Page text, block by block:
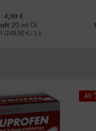
4,99 €
20 ml Öl
(249,50 € / 1 l)
40